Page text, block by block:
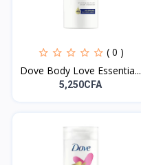
( 0 )
Dove Body Love Essentia...
5,250CFA